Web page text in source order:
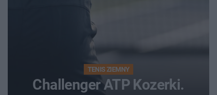
TENIS ZIEMNY
Challenger ATP Kozerki.